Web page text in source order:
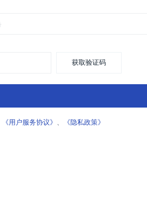
获取验证码
《用户服务协议》 、 《隐私政策》